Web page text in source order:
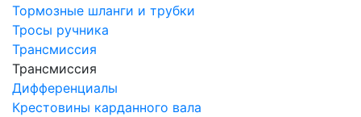
Тормозные шланги и трубки
Тросы ручника
Трансмиссия
Трансмиссия
Дифференциалы
Крестовины карданного вала